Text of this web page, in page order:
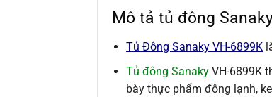
Mô tả tủ đông
Tủ Đông Sanaky VH-6899K
Tủ đông Sanaky VH-6899K
bày thực phẩm đông lạnh,